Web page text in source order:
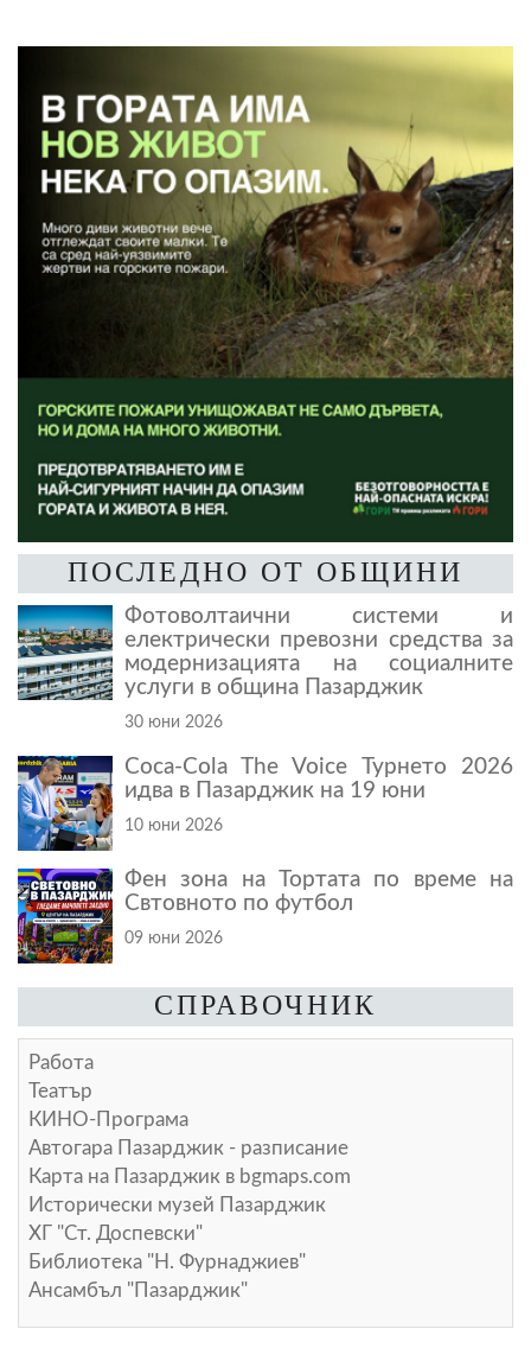
ПОСЛЕДНО ОТ ОБЩИНИ
Фотоволтаични системи и
електрически превозни средства за
модернизацията на социалните
услуги в община Пазарджик
30 юни 2026
Coca-Cola The Voice Турнето 2026
идва в Пазарджик на 19 юни
10 юни 2026
Фен зона на Тортата по време на
Свтовното по футбол
09 юни 2026
СПРАВОЧНИК
Работа
Театър
КИНО-Програма
Автогара Пазарджик - разписание
Карта на Пазарджик в bgmaps.com
Исторически музей Пазарджик
ХГ "Ст. Доспевски"
Библиотека "Н. Фурнаджиев"
Ансамбъл "Пазарджик"